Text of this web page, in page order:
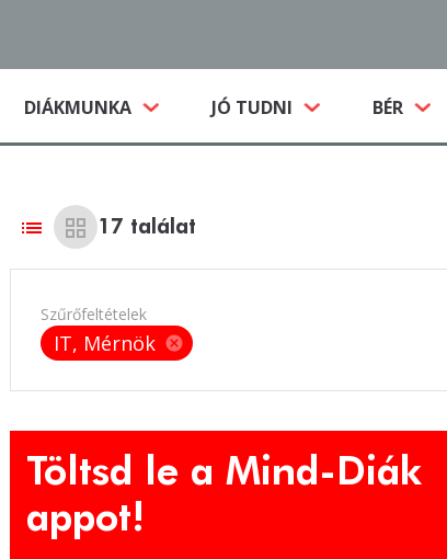
DIÁKMUNKA (CURRENT)JÓ TUDNI BÉR
list grid_view 17 találat
Szűrőfeltételek
IT, Mérnök cancel
Töltsd le a Mind-Diák
appot!